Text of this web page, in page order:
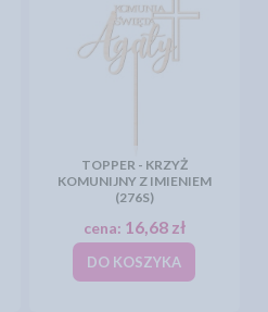
TOPPER - KRZYŻ
KOMUNIJNY Z IMIENIEM
(276S)
cena: 16,68 zł
DO KOSZYKA